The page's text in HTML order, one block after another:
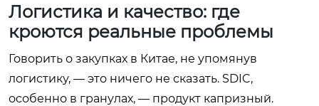
Логистика и качество: где
кроются реальные проблемы
Говорить о закупках в Китае, не упомянув
логистику, — это ничего не сказать. SDIC,
особенно в гранулах, — продукт капризный.